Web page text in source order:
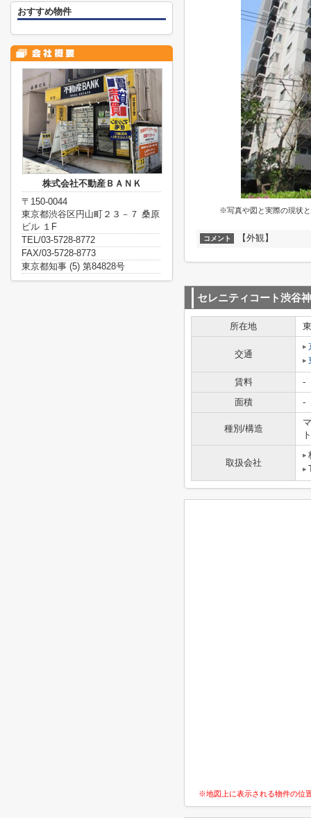
※写真や図と実際の現状
コメント 【外観】
セレニティコート渋谷
所在地
交通
賃料
-
面積
-
種別/構造
ト
取扱会社
※地図上に表示される物件の位
おすすめ物件
株式会社不動産ＢＡＮＫ
〒150-0044
東京都渋谷区円山町２３－７ 桑原
ビル １F
TEL/03-5728-8772
FAX/03-5728-8773
東京都知事 (5) 第84828号